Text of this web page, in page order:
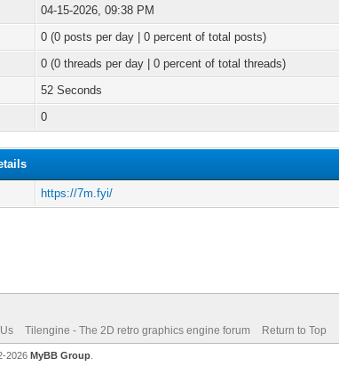
04-15-2026, 09:38 PM
0 (0 posts per day | 0 percent of total posts)
0 (0 threads per day | 0 percent of total threads)
52 Seconds
0
https://7m.fyi/
Tilengine - The 2D retro graphics engine forum Return to Top
2026 MyBB Group.